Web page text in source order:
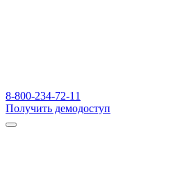
8-800-234-72-11
Получить демодоступ